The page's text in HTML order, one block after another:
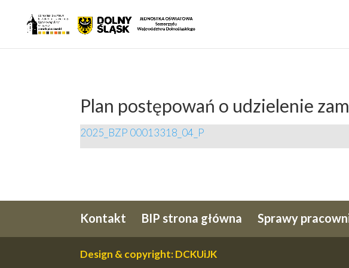
Plan postępowań o udzielenie
2025_BZP 00013318_04_P
Kontakt BIP strona główna Sprawy
Design & copyright: DCKUiJK